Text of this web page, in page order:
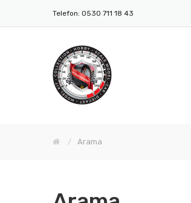
Telefon: 0530 711 18 43
Arama